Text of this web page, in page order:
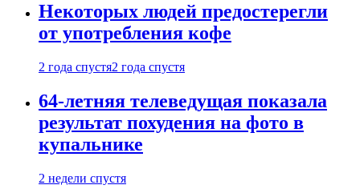
Некоторых людей предостерегли
от употребления кофе
2 года спустя2 года спустя
64-летняя телеведущая показала
результат похудения на фото в
купальнике
2 недели спустя